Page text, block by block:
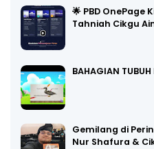
🌟 PBD OnePage
Tahniah Cikgu
BAHAGIAN
Gemilang di
Nur Shafura &